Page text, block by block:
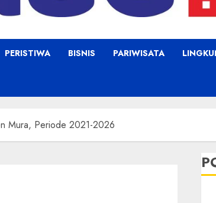
PERISTIWA BISNIS PARIWISATA
Mura, Periode 2021-2026